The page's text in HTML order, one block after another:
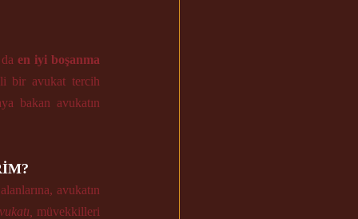
en iyi boşanma
bir avukat tercih
bakan avukatın
avukatın
müvekkilleri